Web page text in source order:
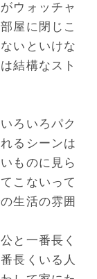
ウォッチャ
屋に閉じこ
いといけな
結構なスト
ろいろパク
るシーンは
ものに見ら
こないって
生活の雰囲
と一番長く
長くいる人